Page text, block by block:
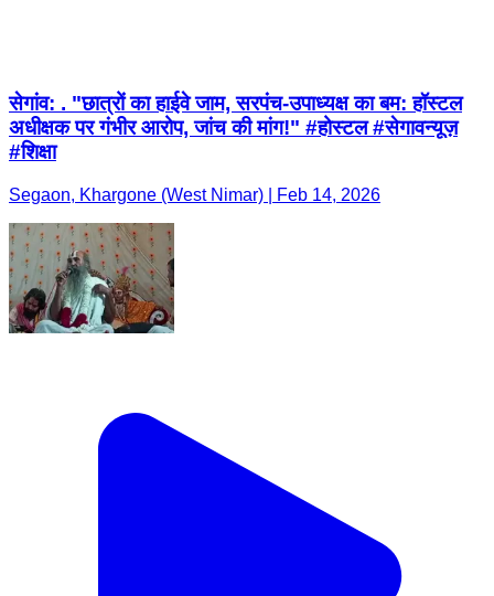
सेगांव: . "छात्रों का हाईवे जाम, सरपंच-उपाध्यक्ष का बम: हॉस्टल
अधीक्षक पर गंभीर आरोप, जांच की मांग!" #होस्टल #सेगावन्यूज़
#शिक्षा
Segaon, Khargone (West Nimar) | Feb 14, 2026